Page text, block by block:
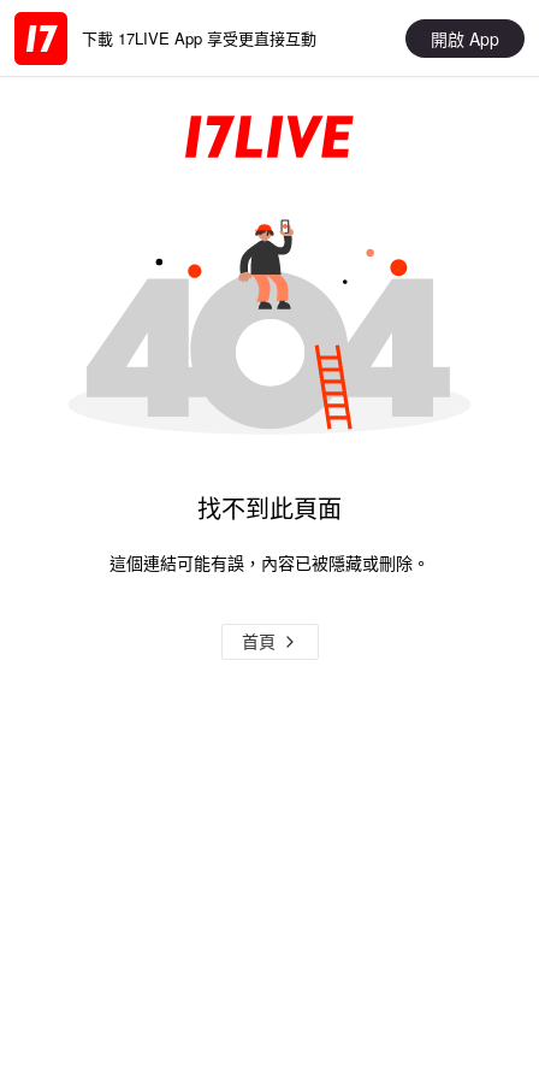
下載 17LIVE App 享受更直接互動 開啟 App
找不到此頁面
這個連結可能有誤，內容已被隱藏或刪除。
首頁